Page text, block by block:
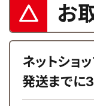
お
ネットショ
発送までに